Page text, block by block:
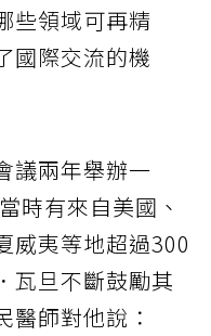
些領域可再精
國際交流的機
議兩年舉辦一
時有來自美國、
威夷等地超過300
瓦旦不斷鼓勵其
醫師對他說：